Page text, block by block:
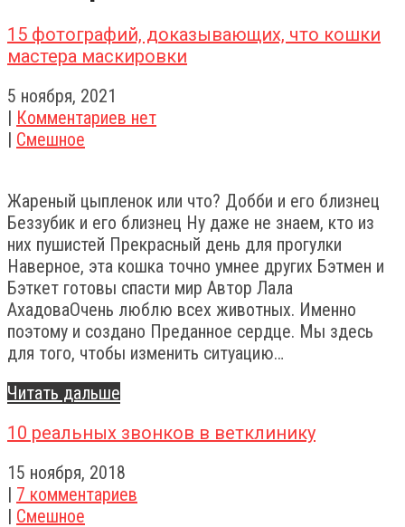
15 фотографий, доказывающих, что кошки
мастера маскировки
5 ноября, 2021
| Комментариев нет
| Смешное
Жареный цыпленок или что? Добби и его близнец
Беззубик и его близнец Ну даже не знаем, кто из
них пушистей Прекрасный день для прогулки
Наверное, эта кошка точно умнее других Бэтмен и
Бэткет готовы спасти мир Автор Лала
АхадоваОчень люблю всех животных. Именно
поэтому и создано Преданное сердце. Мы здесь
для того, чтобы изменить ситуацию…
Читать дальше
10 реальных звонков в ветклинику
15 ноября, 2018
| 7 комментариев
| Смешное